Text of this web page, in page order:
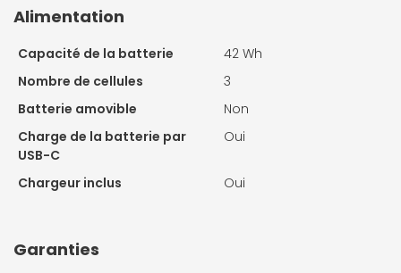
Alimentation
Capacité de la batterie
42 Wh
Nombre de cellules
3
Batterie amovible
Non
Charge de la batterie par
USB-C
Oui
Chargeur inclus Oui
Garanties